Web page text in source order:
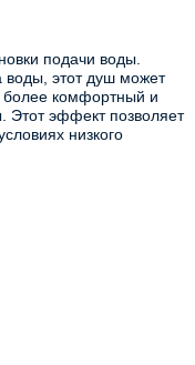
подачи воды.
воды, этот душ может
более комфортный и
эффект позволяет
низкого